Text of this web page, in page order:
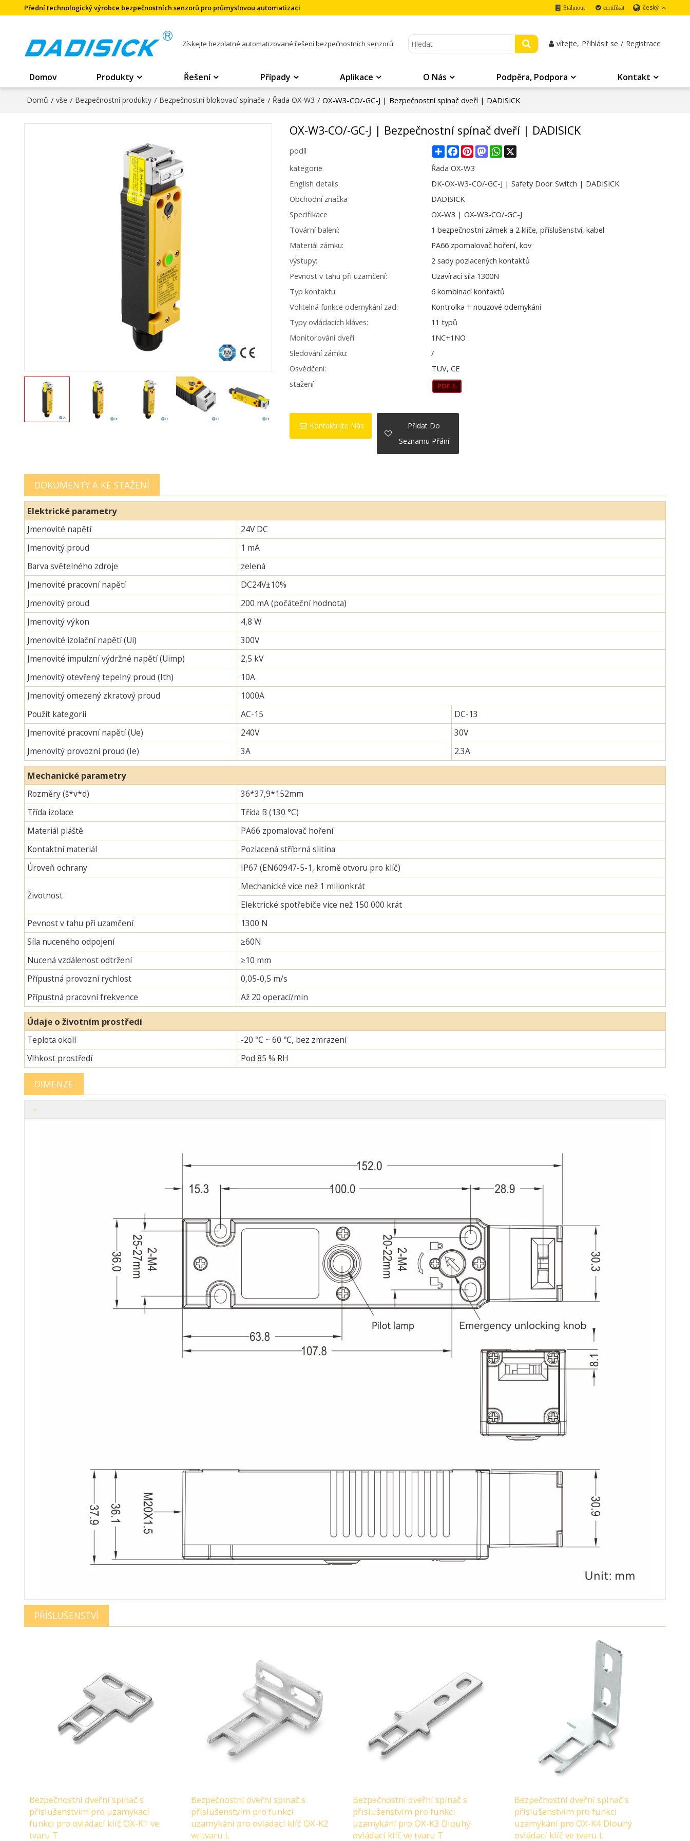
Přední technologický výrobce bezpečnostních senzorů pro průmyslovou automatizaci Stáhnout certifikát český
Získejte bezplatné automatizované řešení bezpečnostních senzorů vítejte, Přihlásit se / Registrace
Domov Produkty Řešení Případy Aplikace O Nás Podpěra, Podpora Kontakt
Domů / vše / Bezpečnostní produkty / Bezpečnostní blokovací spínače / Řada OX-W3 / OX-W3-CO/-GC-J | Bezpečnostní spínač dveří | DADISICK
OX-W3-CO/-GC-J | Bezpečnostní spínač dveří | DADISICK
podíl ShareFacebook
PinterestMastodonWhatsApp
kategorie
Řada OX-W3
English details
DK-OX-W3-CO/-GC-J | Safety Door Switch | DADISICK
Obchodní značka
DADISICK
Specifikace
OX-W3 | OX-W3-CO/-GC-J
Tovární balení:
1 bezpečnostní zámek a 2 klíče, příslušenství, kabel
Materiál zámku:
PA66 zpomalovač hoření, kov
výstupy:
2 sady pozlacených kontaktů
Pevnost v tahu při uzamčení:
Uzavírací síla 1300N
Typ kontaktu:
6 kombinací kontaktů
Volitelná funkce odemykání zad:
Kontrolka + nouzové odemykání
Typy ovládacích kláves:
11 typů
Monitorování dveří:
1NC+1NO
Sledování zámku:
/
Osvědčení:
TUV, CE
stažení
Kontaktujte Nás
Přidat Do
Seznamu Přání
DOKUMENTY A KE STAŽENÍ
Elektrické parametry
Jmenovité napětí
24V DC
Jmenovitý proud
1 mA
Barva světelného zdroje
zelená
Jmenovité pracovní napětí
DC24V±10%
Jmenovitý proud
200 mA (počáteční hodnota)
Jmenovitý výkon
4,8 W
Jmenovité izolační napětí (Ui)
300V
Jmenovité impulzní výdržné napětí (Uimp)
2,5 kV
Jmenovitý otevřený tepelný proud (Ith)
10A
Jmenovitý omezený zkratový proud
1000A
Použít kategorii
AC-15
DC-13
Jmenovité pracovní napětí (Ue)
240V
30V
Jmenovitý provozní proud (Ie)
3A 2.3A
Mechanické parametry
Rozměry (š*v*d)
36*37,9*152mm
Třída izolace
Třída B (130 °C)
Materiál pláště
PA66 zpomalovač hoření
Kontaktní materiál
Pozlacená stříbrná slitina
Úroveň ochrany
IP67 (EN60947-5-1, kromě otvoru pro klíč)
Životnost
Mechanické více než 1 milionkrát
Elektrické spotřebiče více než 150 000 krát
Pevnost v tahu při uzamčení
1300 N
Síla nuceného odpojení
≥60N
Nucená vzdálenost odtržení
≥10 mm
Přípustná provozní rychlost
0,05-0,5 m/s
Přípustná pracovní frekvence
Až 20 operací/min
Údaje o životním prostředí
Teplota okolí
-20 ℃ ~ 60 ℃, bez zmrazení
Vlhkost prostředí
Pod 85 % RH
DIMENZE
PŘÍSLUŠENSTVÍ
Bezpečnostní dveřní spínač s
příslušenstvím pro uzamykací
funkci pro ovládací klíč OX-K1 ve
tvaru T
Bezpečnostní dveřní spínač s
příslušenstvím pro funkci
uzamykání pro ovládací klíč OX-K2
ve tvaru L
Bezpečnostní dveřní spínač s
příslušenstvím pro funkci
uzamykání pro OX-K3 Dlouhý
ovládací klíč ve tvaru T
Bezpečnostní dveřní spínač s
příslušenstvím pro funkci
uzamykání pro OX-K4 Dlouhý
ovládací klíč ve tvaru L